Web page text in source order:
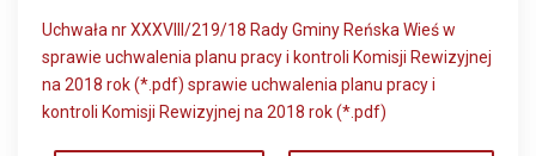
Uchwała nr XXXVIII/219/18 Rady Gminy Reńska Wieś w
sprawie uchwalenia planu pracy i kontroli Komisji Rewizyjnej
na 2018 rok (*.pdf) sprawie uchwalenia planu pracy i
kontroli Komisji Rewizyjnej na 2018 rok (*.pdf)